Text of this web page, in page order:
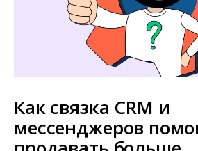
Как связка CRM и
мессенджеров